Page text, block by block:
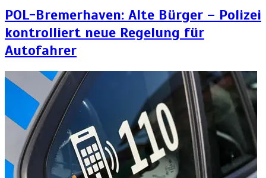
POL-Bremerhaven: Alte Bürger – Polizei
kontrolliert neue Regelung für
Autofahrer